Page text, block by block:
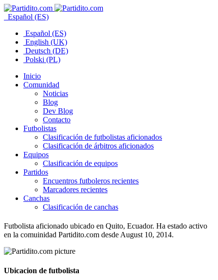
Español (ES)
Español (ES)
English (UK)
Deutsch (DE)
Polski (PL)
Inicio
Comunidad
Noticias
Blog
Dev Blog
Contacto
Futbolistas
Clasificación de futbolistas aficionados
Clasificación de árbitros aficionados
Equipos
Clasificación de equipos
Partidos
Encuentros futboleros recientes
Marcadores recientes
Canchas
Clasificación de canchas
Futbolista aficionado ubicado en Quito, Ecuador. Ha estado activo
en la comuinidad Partidito.com desde August 10, 2014.
Ubicacion de futbolista